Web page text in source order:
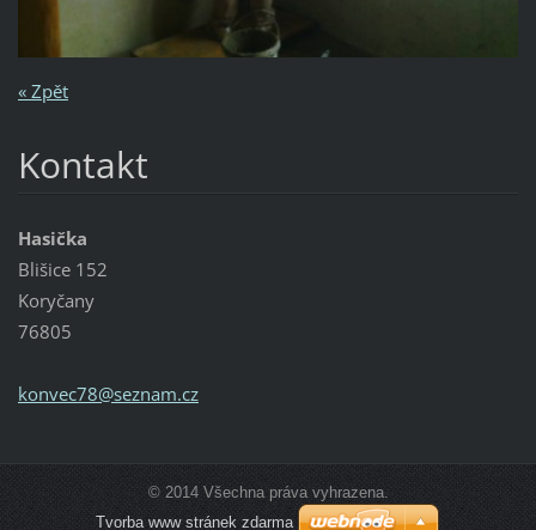
« Zpět
Kontakt
Hasička
Blišice 152
Koryčany
76805
konvec78@seznam.cz
© 2014 Všechna práva vyhrazena.
Tvorba www stránek zdarma